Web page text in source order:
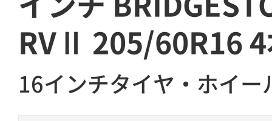
RVⅡ 205/60R16 4
16インチタイヤ・ホイー